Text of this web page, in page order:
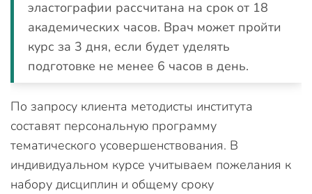
эластографии рассчитана на срок от 18
академических часов. Врач может пройти
курс за 3 дня, если будет уделять
подготовке не менее 6 часов в день.
По запросу клиента методисты института
составят персональную программу
тематического усовершенствования. В
индивидуальном курсе учитываем пожелания к
набору дисциплин и общему сроку